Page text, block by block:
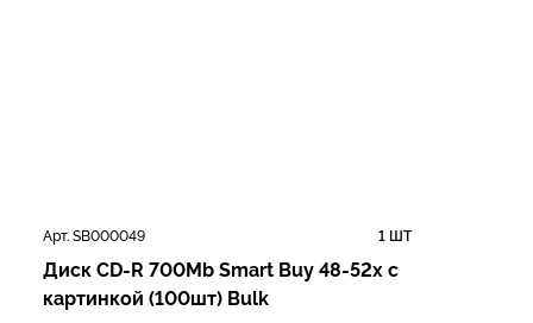
Арт. SB000049 1 ШТ
Диск CD-R 700Mb Smart Buy 48-52x с
картинкой (100шт) Bulk